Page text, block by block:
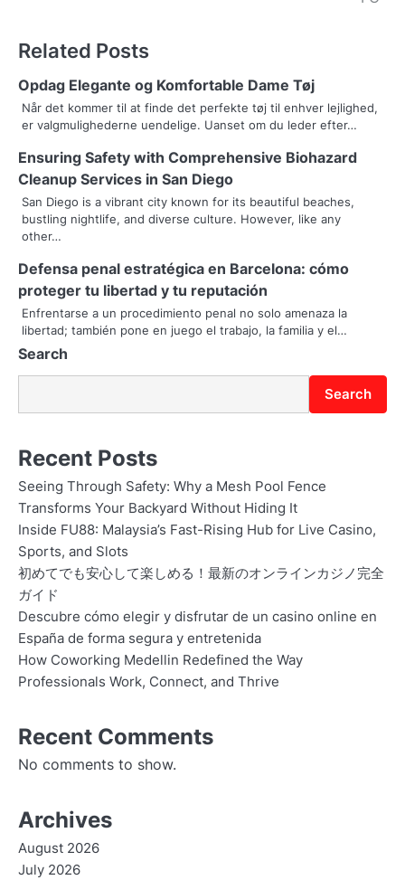
n
a
v
i
g
a
t
i
o
n
Related Posts
Opdag Elegante og Komfortable Dame Tøj
Når det kommer til at finde det perfekte tøj til enhver lejlighed,
er valgmulighederne uendelige. Uanset om du leder efter…
Ensuring Safety with Comprehensive Biohazard
Cleanup Services in San Diego
San Diego is a vibrant city known for its beautiful beaches,
bustling nightlife, and diverse culture. However, like any
other…
Defensa penal estratégica en Barcelona: cómo
proteger tu libertad y tu reputación
Enfrentarse a un procedimiento penal no solo amenaza la
libertad; también pone en juego el trabajo, la familia y el…
Search
Search
Recent Posts
Seeing Through Safety: Why a Mesh Pool Fence
Transforms Your Backyard Without Hiding It
Inside FU88: Malaysia’s Fast-Rising Hub for Live Casino,
Sports, and Slots
初めてでも安心して楽しめる！最新のオンラインカジノ完全
ガイド
Descubre cómo elegir y disfrutar de un casino online en
España de forma segura y entretenida
How Coworking Medellin Redefined the Way
Professionals Work, Connect, and Thrive
Recent Comments
No comments to show.
Archives
August 2026
July 2026